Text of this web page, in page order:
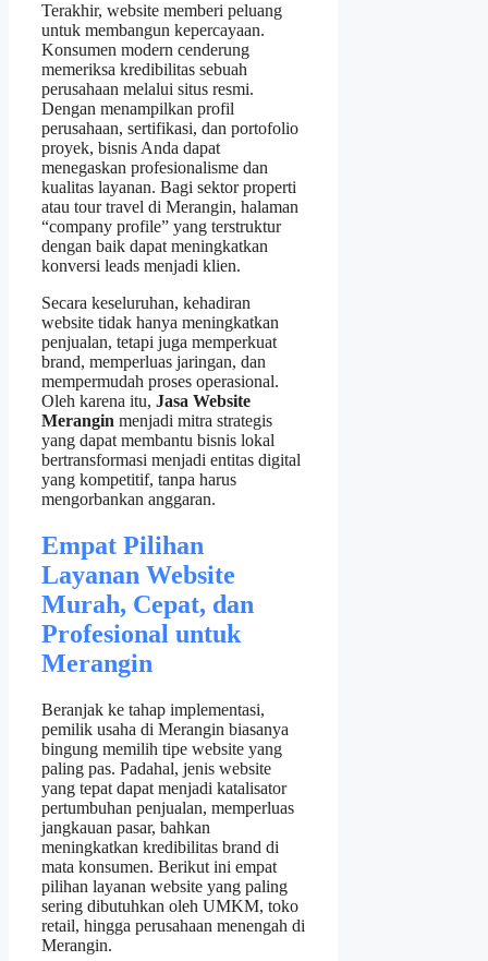
Terakhir, website memberi peluang
untuk membangun kepercayaan.
Konsumen modern cenderung
memeriksa kredibilitas sebuah
perusahaan melalui situs resmi.
Dengan menampilkan profil
perusahaan, sertifikasi, dan portofolio
proyek, bisnis Anda dapat
menegaskan profesionalisme dan
kualitas layanan. Bagi sektor properti
atau tour travel di Merangin, halaman
“company profile” yang terstruktur
dengan baik dapat meningkatkan
konversi leads menjadi klien.
Secara keseluruhan, kehadiran
website tidak hanya meningkatkan
penjualan, tetapi juga memperkuat
brand, memperluas jaringan, dan
mempermudah proses operasional.
Oleh karena itu, Jasa Website
Merangin menjadi mitra strategis
yang dapat membantu bisnis lokal
bertransformasi menjadi entitas digital
yang kompetitif, tanpa harus
mengorbankan anggaran.
Empat Pilihan
Layanan Website
Murah, Cepat, dan
Profesional untuk
Merangin
Beranjak ke tahap implementasi,
pemilik usaha di Merangin biasanya
bingung memilih tipe website yang
paling pas. Padahal, jenis website
yang tepat dapat menjadi katalisator
pertumbuhan penjualan, memperluas
jangkauan pasar, bahkan
meningkatkan kredibilitas brand di
mata konsumen. Berikut ini empat
pilihan layanan website yang paling
sering dibutuhkan oleh UMKM, toko
retail, hingga perusahaan menengah di
Merangin.